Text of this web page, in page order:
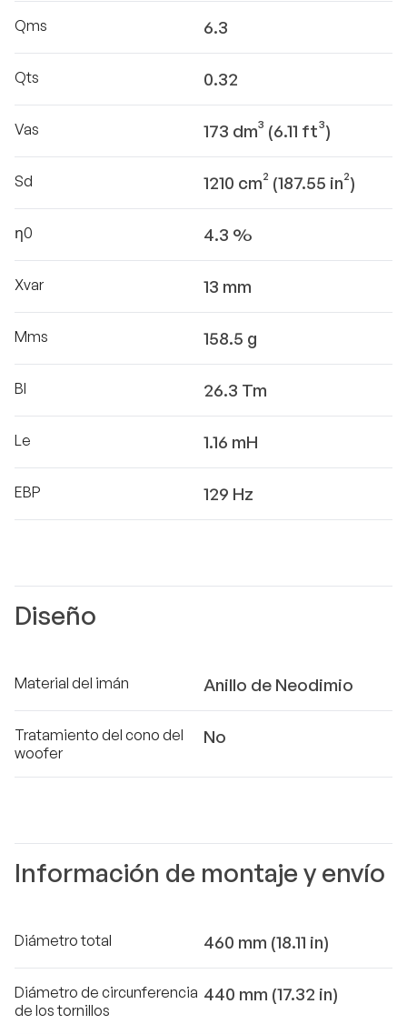
Qms 6.3
Qts 0.32
Vas 173 dm³ (6.11 ft³)
Sd 1210 cm² (187.55 in²)
η0 4.3 %
Xvar 13 mm
Mms 158.5 g
Bl 26.3 Tm
Le 1.16 mH
EBP 129 Hz
Diseño
Material del imán Anillo de Neodimio
Tratamiento del cono del
woofer
No
Información de montaje y envío
Diámetro total 460 mm (18.11 in)
Diámetro de circunferencia
de los tornillos
440 mm (17.32 in)